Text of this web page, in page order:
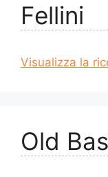
Fellini
Visualizza la
Old